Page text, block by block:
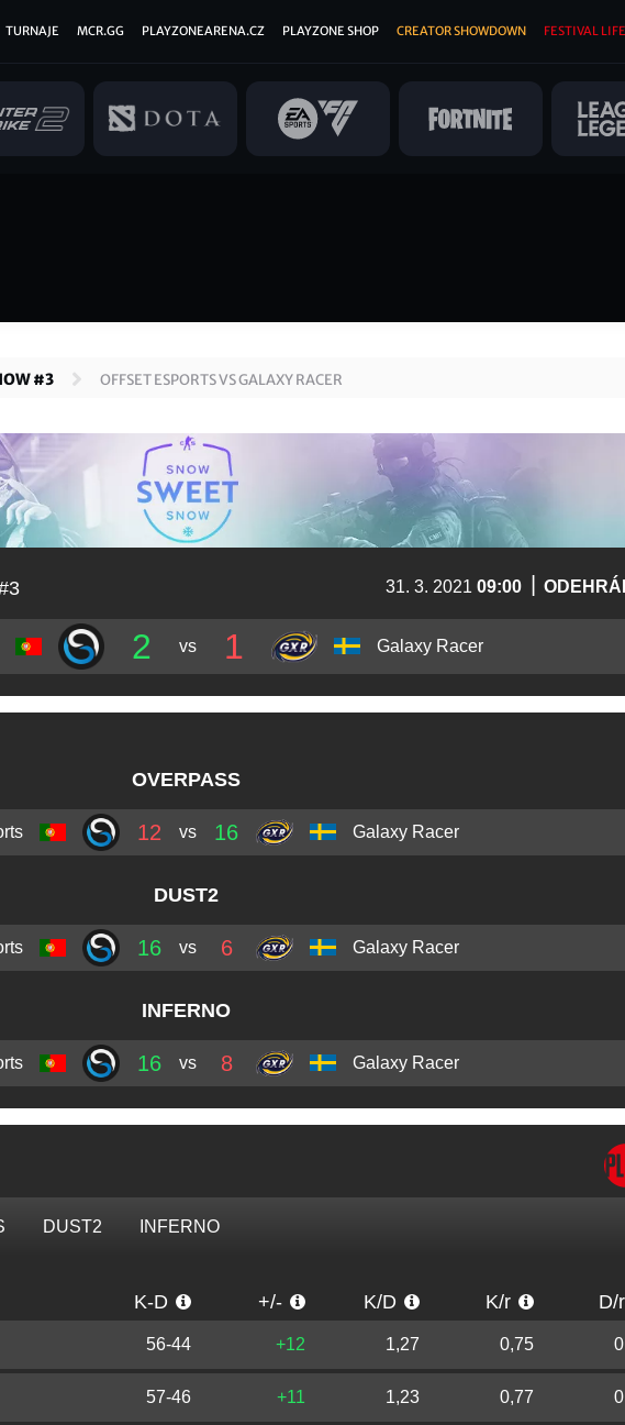
TURNAJE MCR.GG PLAYZONEARENA.CZ PLAYZONE SHOP CREATOR SHOWDOWN FESTIVAL
#3 OFFSET ESPORTS VS GALAXY RACER
31. 3. 2021 09:00
2 vs 1 Galaxy Racer
OVERPASS
12 vs 16 Galaxy Racer
DUST2
16 vs 6 Galaxy Racer
INFERNO
16 vs 8 Galaxy Racer
DUST2 INFERNO
K-D +/- K/D K/r
56-44 +12 1,27 0,75
57-46 +11 1,23 0,77